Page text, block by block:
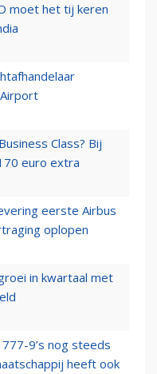
moet het tij keren
Class? Bij
euro extra
eerste Airbus
oplopen
in kwartaal met
9’s nog steeds
heeft ook